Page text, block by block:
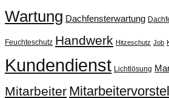
Wartung Dachfensterwartung
Feuchteschutz Handwerk Hitzeschutz Job
Kundendienst Lichtlösung
Mitarbeiter